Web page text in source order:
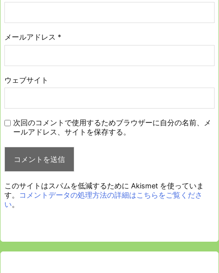
メールアドレス *
ウェブサイト
次回のコメントで使用するためブラウザーに自分の名前、メ
ールアドレス、サイトを保存する。
このサイトはスパムを低減するために Akismet を使っていま
す。
コメントデータの処理方法の詳細はこちらをご覧くださ
い。